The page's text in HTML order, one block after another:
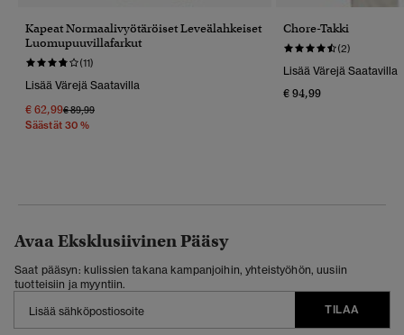
Kapeat Normaalivyötäröiset Leveälahkeiset
Luomupuuvillafarkut
(11)
Lisää Värejä Saatavilla
€ 62,99Hinta Alennettu Hinnasta
€ 89,99Hintaan
Säästät 30 %
Chore-Takki
(2)
Lisää Värejä Saatavilla
€ 94,99
Avaa Eksklusiivinen Pääsy
Saat pääsyn: kulissien takana kampanjoihin, yhteistyöhön, uusiin
tuotteisiin ja myyntiin.
TILAA